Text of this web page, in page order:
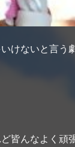
けないと言う
皆んなよく頑